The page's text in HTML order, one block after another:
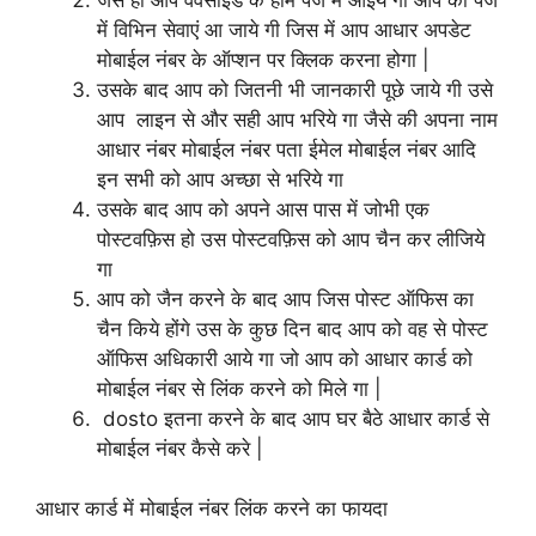
में विभिन सेवाएं आ जाये गी जिस में आप आधार अपडेट
मोबाईल नंबर के ऑप्शन पर क्लिक करना होगा |
उसके बाद आप को जितनी भी जानकारी पूछे जाये गी उसे
आप लाइन से और सही आप भरिये गा जैसे की अपना नाम
आधार नंबर मोबाईल नंबर पता ईमेल मोबाईल नंबर आदि
इन सभी को आप अच्छा से भरिये गा
उसके बाद आप को अपने आस पास में जोभी एक
पोस्टवफ़िस हो उस पोस्टवफ़िस को आप चैन कर लीजिये
गा
आप को जैन करने के बाद आप जिस पोस्ट ऑफिस का
चैन किये होंगे उस के कुछ दिन बाद आप को वह से पोस्ट
ऑफिस अधिकारी आये गा जो आप को आधार कार्ड को
मोबाईल नंबर से लिंक करने को मिले गा |
dosto इतना करने के बाद आप घर बैठे आधार कार्ड से
मोबाईल नंबर कैसे करे |
आधार कार्ड में मोबाईल नंबर लिंक करने का फायदा